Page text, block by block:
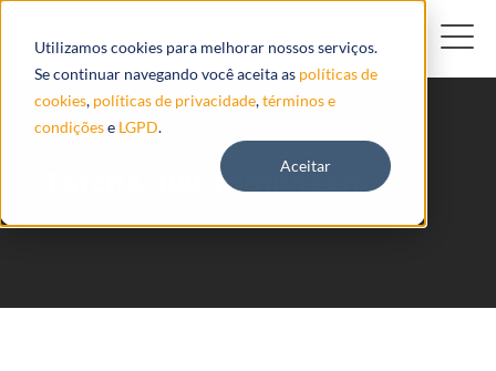
Utilizamos cookies para melhorar nossos serviços.
Se continuar navegando você aceita as políticas de
cookies, políticas de privacidade,términos e
condiçõese LGPD.
Aceitar
TorchX 100 Topflytech